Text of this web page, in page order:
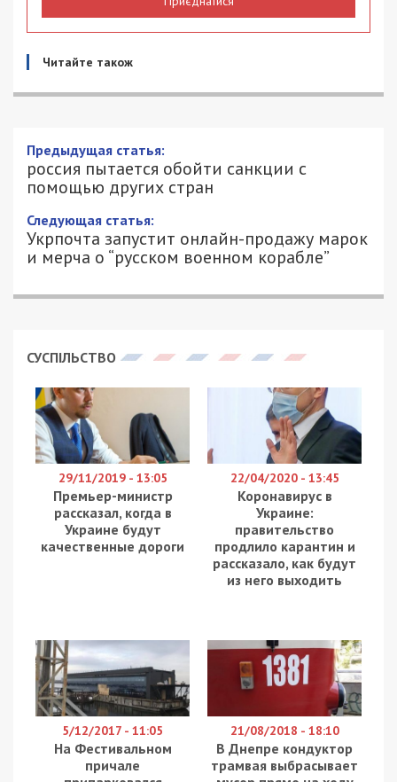
Читайте також
россия пытается обойти санкции с
помощью других стран
1/05/2022 - 9:59
ПЕТРО ЩУКІН - СПЕЦИАЛЬНО ДЛЯ
49000.COM.UA
1354
Для минимизации разрушительных последствий
главное управление разведки Министерства
Под влиянием международных экономических
санкций экономика россии уже ощутимо
деградирует. Особенно страдают отрасли,
зависимые от технологий и комплектующих
иностранного производства.
Во избежание санкционных ограничений россия,
имея тесные взаимосвязи в рамках
экономических и других союзов и объединений,
пытается привлечь третьи страны.
производство составных частей для российской
продукции военного и двойного назначения,
прежде всего нуждающейся в использовании
иностранных комплектующих. Кроме того, это
усилит экономическую зависимость стран членов
ОДКБ от России, что также отвечает интересам